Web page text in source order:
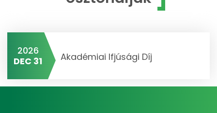
2026
DEC 31
Akadémiai Ifjúsági Díj